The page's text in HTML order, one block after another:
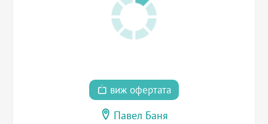
виж офертата
Павел Баня